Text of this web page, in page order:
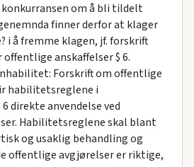
om å bli tildelt
finner derfor at klager
i å fremme klagen, jf. forskrift
anskaffelser $ 6.
Forskrift om offentlige
habilitetsreglene i
direkte anvendelse ved
Habilitetsreglene skal blant
og usaklig behandling og
offentlige avgjørelser er riktige,